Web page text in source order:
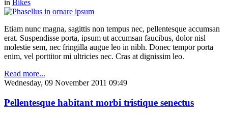
in Bikes
Etiam nunc magna, sagittis non tempus nec, pellentesque accumsan
erat. Suspendisse porta, ipsum ut accumsan faucibus, dolor nisl
molestie sem, nec fringilla augue leo in nibh. Donec tempor porta
enim, vel porttitor mi ultricies nec. Cras at dignissim leo.
Read more...
Wednesday, 09 November 2011 09:49
Pellentesque habitant morbi tristique senectus